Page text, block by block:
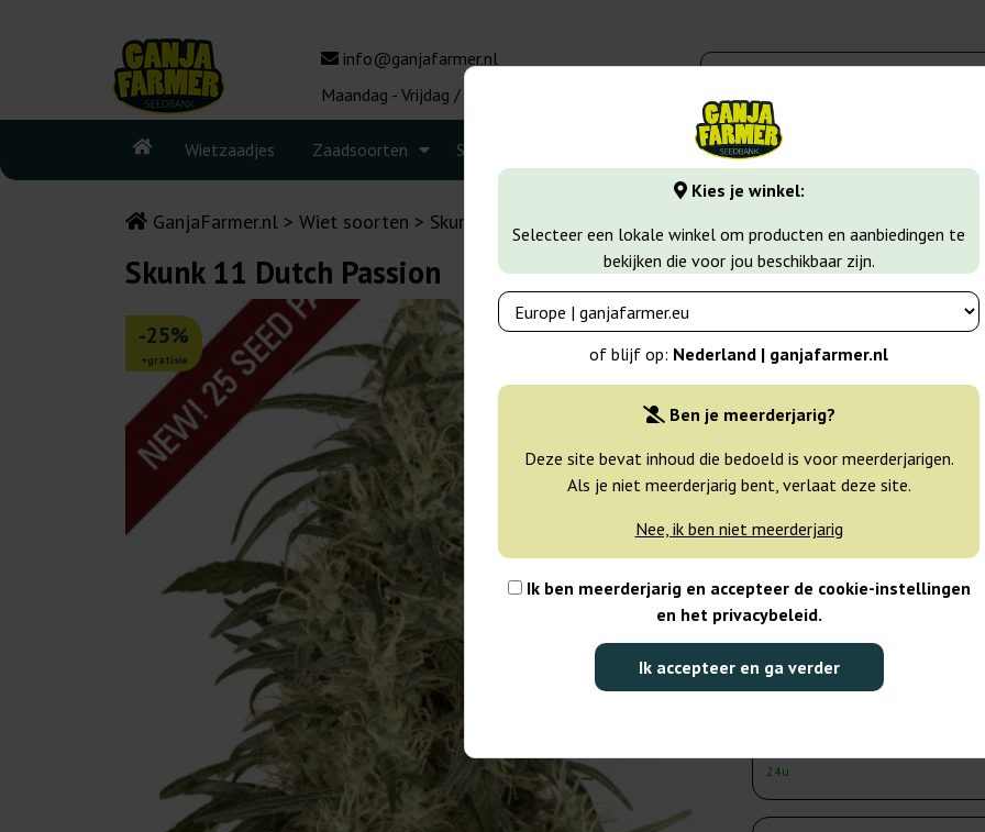
Kies je winkel:
Selecteer een lokale winkel om producten en aanbiedingen te
bekijken die voor jou beschikbaar zijn.
of blijf op: Nederland | ganjafarmer.nl
Ben je meerderjarig?
Deze site bevat inhoud die bedoeld is voor meerderjarigen.
Als je niet meerderjarig bent, verlaat deze site.
Nee, ik ben niet meerderjarig
Ik ben meerderjarig en accepteer de cookie-instellingen
en het privacybeleid.
Ik accepteer en ga verder
info@ganjafarmer.nl
Maandag - Vrijdag / 10:00 - 16:00
Wietzaadjes Zaadsoorten Seedbanks Meer
GanjaFarmer.nl Wiet soorten Skunk
Skunk 11 Dutch Passion
-25%
+gratisie
Dutch Passion
3 zaden
Verzonden binnen
5 zaden
Verzonden binnen
3-7 dagen
24u